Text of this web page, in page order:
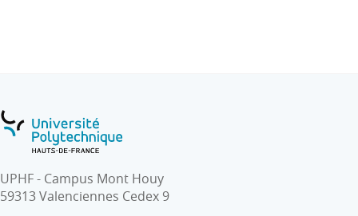
UPHF - Campus Mont Houy
59313 Valenciennes Cedex 9